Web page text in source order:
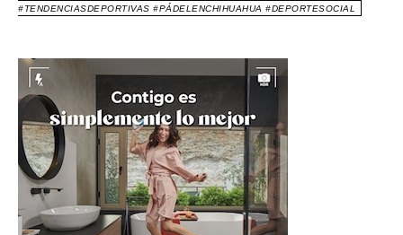
#TENDENCIASDEPORTIVAS #PÁDELENCHIHUAHUA #DEPORTESOCIAL